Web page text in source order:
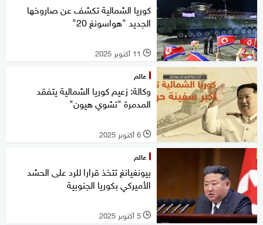
كوريا الشمالية تكشف عن صاروخها
الجديد "هواسونغ 20"
l 11 أكتوبر 2025
عالم
وكالة: زعيم كوريا الشمالية يتفقد
المدمرة "تشوي هيون"
l 6 أكتوبر 2025
عالم
بيونغيانغ تتخذ قرارا للرد على الحشد
الأميركي بكوريا الجنوبية
l 5 أكتوبر 2025